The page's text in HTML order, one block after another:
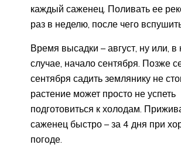
каждый саженец. Поливать ее
раз в неделю, после чего
Время высадки – август, ну или, в
случае, начало сентября. Позже
сентября садить землянику не
растение может просто не успеть
подготовиться к холодам.
саженец быстро – за 4 дня при
погоде.